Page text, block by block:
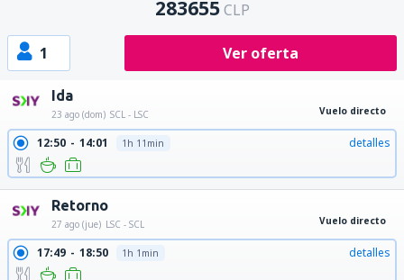
283655 CLP
1 Ver oferta
Ida
23 ago (dom) SCL - LSC Vuelo directo
12:50 14:01 1h 11min detalles
Retorno
27 ago (jue) LSC - SCL Vuelo directo
17:49 18:50 1h 1min detalles